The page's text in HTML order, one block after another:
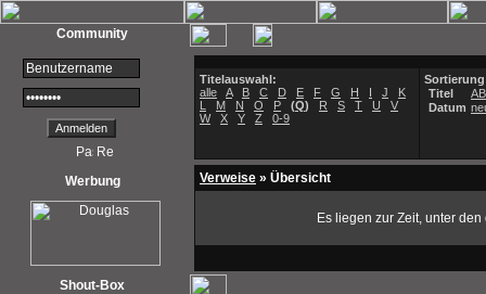
Community
Werbung
Shout-Box
Titelauswahl:
alle
A B C D E F G H I J
K
L
M N O P (Q) R S T U
V
W
X Y Z 0-9
Titel
Datum
Verweise » Übersicht
Es liegen zur Zeit, unter